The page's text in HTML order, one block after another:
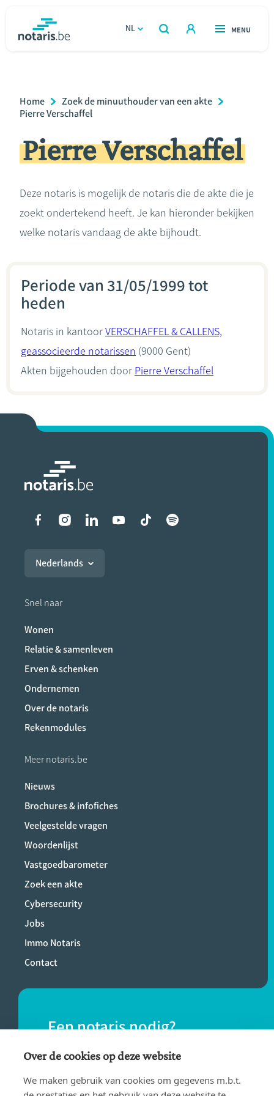
gaan
NL
OPEN
ZOEKEN
OPEN
MENU
Relatie & samenleven
Erven & schenken
Over de notaris
Breadcrumb
Home
Zoek de minuuthouder van een akte
Pierre Verschaffel
Pierre Verschaffel
Deze notaris is mogelijk de notaris die de akte die je
zoekt ondertekend heeft. Je kan hieronder bekijken
welke notaris vandaag de akte bijhoudt.
Periode van 31/05/1999 tot
heden
Notaris in kantoorVERSCHAFFEL & CALLENS,
geassocieerde notarissen (9000 Gent)
Akten bijgehouden door Pierre Verschaffel
Liens vers les réseaux
Nederlands
Snel naar
Wonen
Relatie & samenleven
Erven & schenken
Ondernemen
Over de notaris
Rekenmodules
Meer notaris.be
Nieuws
Brochures & infofiches
Veelgestelde vragen
Woordenlijst
Vastgoedbarometer
Zoek een akte
Cybersecurity
Jobs
Immo Notaris
Contact
Een notaris nodig?
Vind eenvoudig een notaris bij jou in de
buurt.
Over de cookies op deze website
We maken gebruik van cookies om gegevens m.b.t.